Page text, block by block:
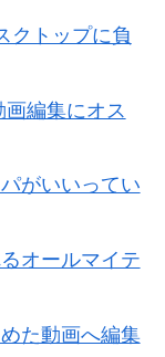
クトップに負
編集にオス
がいいってい
オールマイテ
た動画へ編集